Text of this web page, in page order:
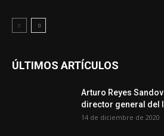
ÚLTIMOS ARTÍCULOS
Arturo Reyes
director general del
14 de diciembre de 2020